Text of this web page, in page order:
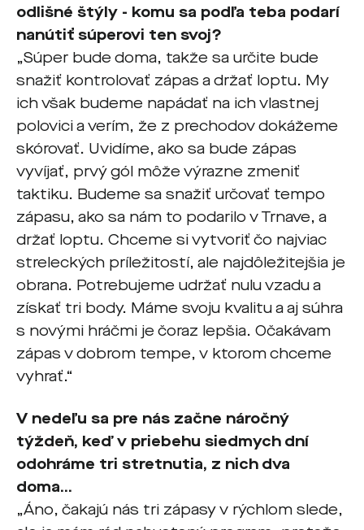
odlišné štýly - komu sa podľa teba podarí
nanútiť súperovi ten svoj?
„Súper bude doma, takže sa určite bude
snažiť kontrolovať zápas a držať loptu. My
ich však budeme napádať na ich vlastnej
polovici a verím, že z prechodov dokážeme
skórovať. Uvidíme, ako sa bude zápas
vyvíjať, prvý gól môže výrazne zmeniť
taktiku. Budeme sa snažiť určovať tempo
zápasu, ako sa nám to podarilo v Trnave, a
držať loptu. Chceme si vytvoriť čo najviac
streleckých príležitostí, ale najdôležitejšia je
obrana. Potrebujeme udržať nulu vzadu a
získať tri body. Máme svoju kvalitu a aj súhra
s novými hráčmi je čoraz lepšia. Očakávam
zápas v dobrom tempe, v ktorom chceme
vyhrať.“
V nedeľu sa pre nás začne náročný
týždeň, keď v priebehu siedmych dní
odohráme tri stretnutia, z nich dva
doma...
„Áno, čakajú nás tri zápasy v rýchlom slede,